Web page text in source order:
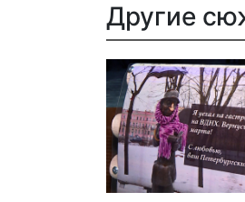
Другие